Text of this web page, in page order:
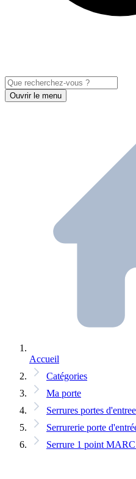
Ouvrir le menu
Accueil
Catégories
Ma porte
Serrures portes d'entree
Serrurerie porte
Serrure 1 point